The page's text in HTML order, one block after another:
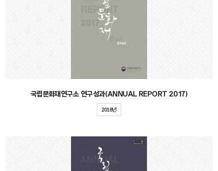
국립문화재연구소 연구성과(ANNUAL REPORT 2017)
2018년